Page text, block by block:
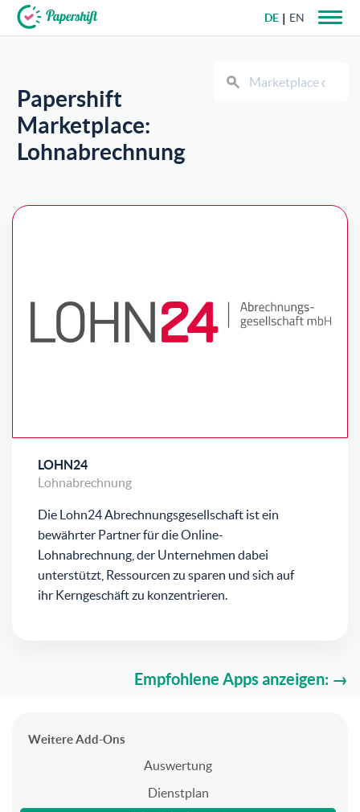
DE EN
Papershift
Marketplace:
Lohnabrechnung
LOHN24
Lohnabrechnung
Die Lohn24 Abrechnungsgesellschaft ist ein
bewährter Partner für die Online-
Lohnabrechnung, der Unternehmen dabei
unterstützt, Ressourcen zu sparen und sich auf
ihr Kerngeschäft zu konzentrieren.
Empfohlene Apps anzeigen: →
Weitere Add-Ons
Auswertung
Dienstplan